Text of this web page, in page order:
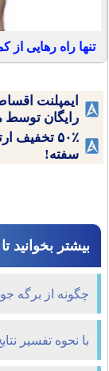
تنها راه رهایی از
ایمپلنت
رایگان
۵۰٪
سفته!
بیشتر بخوانید
چگونه از برگه
با نحوه تفسیر